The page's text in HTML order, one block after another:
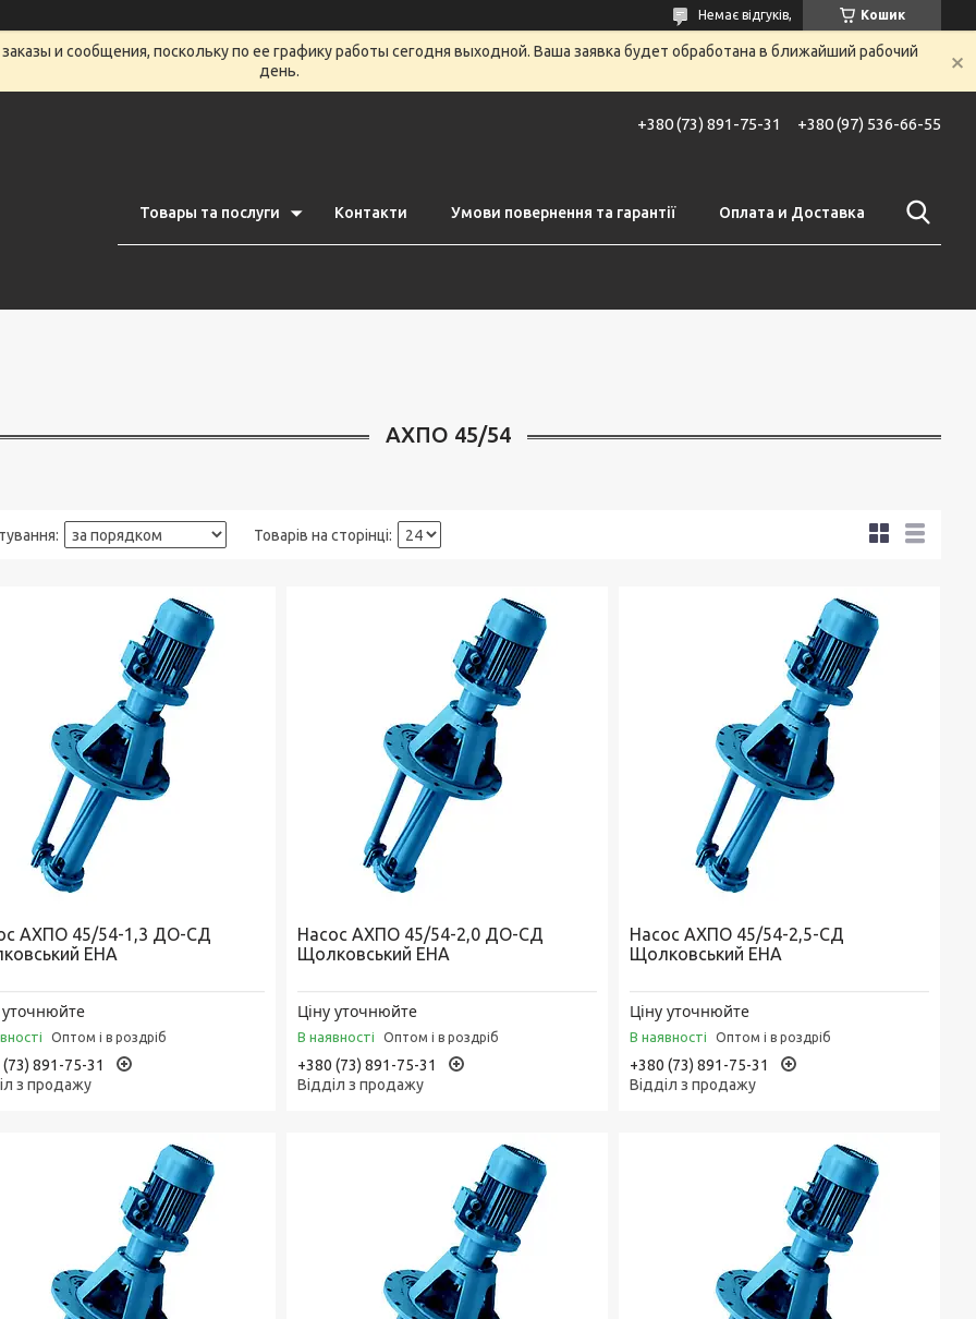
Кошик
Немає відгуків,
и сообщения, поскольку по ее графику работы сегодня выходной. Ваша заявка будет обработана в ближайший рабочий
день.
+380 (73) 891-75-31 +380 (97) 536-66-55
Товары та послуги Контакти Умови повернення та гарантії Оплата и Доставка
АХПО 45/54
АХПО 45/54-1,3 ДО-СД
ЕНА
уточнюйте
Оптом і в роздріб
(73) 891-75-31
з продажу
Насос АХПО 45/54-2,0 ДО-СД
Щолковський ЕНА
Ціну уточнюйте
В наявності Оптом і в роздріб
+380 (73) 891-75-31
Відділ з продажу
Насос АХПО 45/54-2,5-СД
Щолковський ЕНА
Ціну уточнюйте
В наявності Оптом і в роздріб
+380 (73) 891-75-31
Відділ з продажу